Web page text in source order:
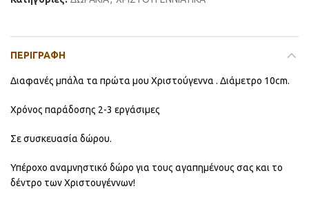
ΠΕΡΙΓΡΑΦΉ
Διαφανές μπάλα τα πρώτα μου Χριστούγεννα . Διάμετρο 10cm.
Χρόνος παράδοσης 2-3 εργάσιμες
Σε συσκευασία δώρου.
Υπέροχο αναμνηστικό δώρο για τους αγαπημένους σας και το
δέντρο των Χριστουγέννων!